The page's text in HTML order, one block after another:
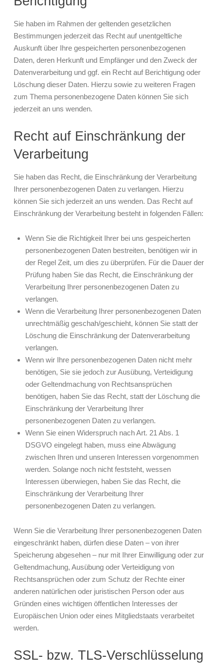
Sie haben im Rahmen der geltenden gesetzlichen
Bestimmungen jederzeit das Recht auf unentgeltliche
Auskunft über Ihre gespeicherten personenbezogenen
Daten, deren Herkunft und Empfänger und den Zweck der
Datenverarbeitung und ggf. ein Recht auf Berichtigung oder
Löschung dieser Daten. Hierzu sowie zu weiteren Fragen
zum Thema personenbezogene Daten können Sie sich
jederzeit an uns wenden.
Recht auf Einschränkung der
Verarbeitung
Sie haben das Recht, die Einschränkung der Verarbeitung
Ihrer personenbezogenen Daten zu verlangen. Hierzu
können Sie sich jederzeit an uns wenden. Das Recht auf
Einschränkung der Verarbeitung besteht in folgenden Fällen:
Wenn Sie die Richtigkeit Ihrer bei uns gespeicherten
personenbezogenen Daten bestreiten, benötigen wir in
der Regel Zeit, um dies zu überprüfen. Für die Dauer der
Prüfung haben Sie das Recht, die Einschränkung der
Verarbeitung Ihrer personenbezogenen Daten zu
verlangen.
Wenn die Verarbeitung Ihrer personenbezogenen Daten
unrechtmäßig geschah/geschieht, können Sie statt der
Löschung die Einschränkung der Datenverarbeitung
verlangen.
Wenn wir Ihre personenbezogenen Daten nicht mehr
benötigen, Sie sie jedoch zur Ausübung, Verteidigung
oder Geltendmachung von Rechtsansprüchen
benötigen, haben Sie das Recht, statt der Löschung die
Einschränkung der Verarbeitung Ihrer
personenbezogenen Daten zu verlangen.
Wenn Sie einen Widerspruch nach Art. 21 Abs. 1
DSGVO eingelegt haben, muss eine Abwägung
zwischen Ihren und unseren Interessen vorgenommen
werden. Solange noch nicht feststeht, wessen
Interessen überwiegen, haben Sie das Recht, die
Einschränkung der Verarbeitung Ihrer
personenbezogenen Daten zu verlangen.
Wenn Sie die Verarbeitung Ihrer personenbezogenen Daten
eingeschränkt haben, dürfen diese Daten – von ihrer
Speicherung abgesehen – nur mit Ihrer Einwilligung oder zur
Geltendmachung, Ausübung oder Verteidigung von
Rechtsansprüchen oder zum Schutz der Rechte einer
anderen natürlichen oder juristischen Person oder aus
Gründen eines wichtigen öffentlichen Interesses der
Europäischen Union oder eines Mitgliedstaats verarbeitet
werden.
SSL- bzw. TLS-Verschlüsselung